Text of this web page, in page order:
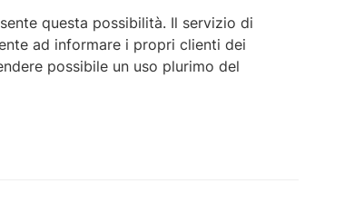
questa possibilità. Il servizio di
ad informare i propri clienti dei
possibile un uso plurimo del